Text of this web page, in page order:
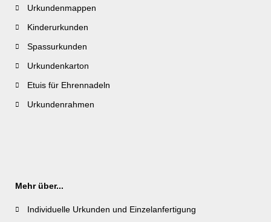
Urkundenmappen
Kinderurkunden
Spassurkunden
Urkundenkarton
Etuis für Ehrennadeln
Urkundenrahmen
Mehr über...
Individuelle Urkunden und Einzelanfertigung